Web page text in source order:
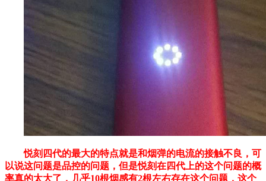
悦刻四代的最大的特点就是和烟弹的电流的接触不良，可
以说这问题是品控的问题，但是悦刻在四代上的这个问题的概
率真的太大了，几乎10根烟感有2根左右存在这个问题，这个